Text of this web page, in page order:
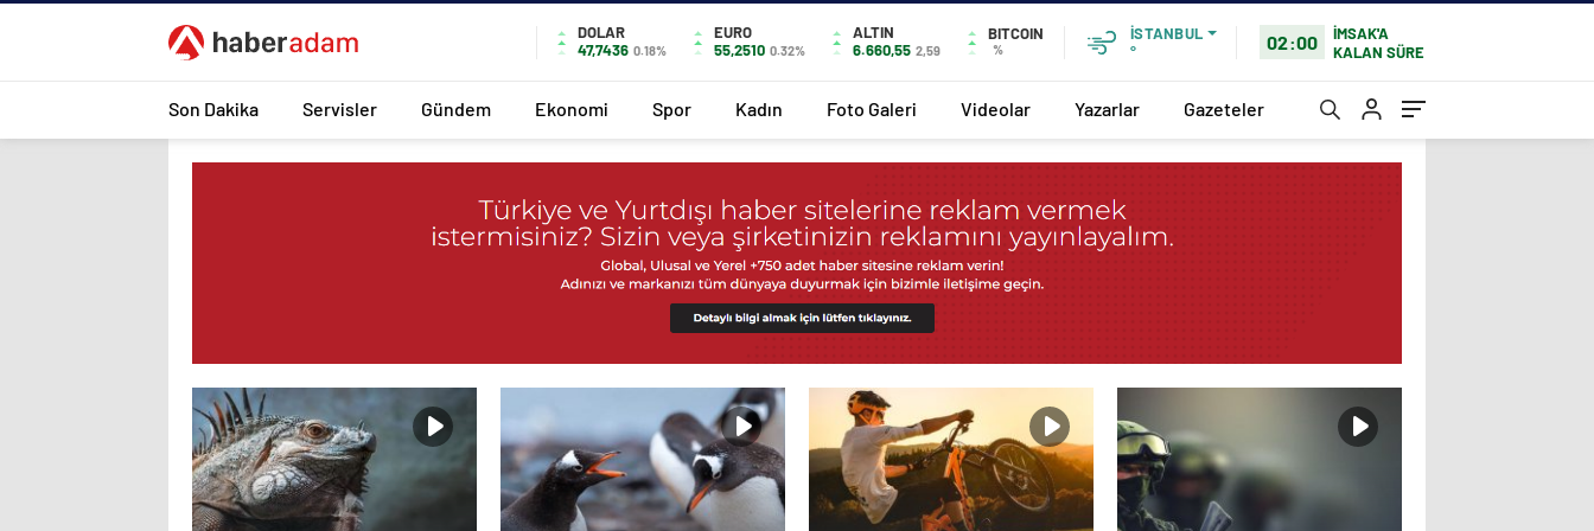
DOLAR
47,7436 0.18%
EURO
55,2510 0.32%
ALTIN
6.660,55 2,59
BITCOIN
%
İSTANBUL
°
02:00
İMSAK'A
KALAN SÜRE
Son Dakika Servisler Gündem Ekonomi Spor Kadın Foto Galeri Videolar Yazarlar Gazeteler